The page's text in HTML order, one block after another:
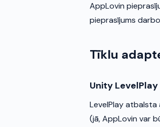
AppLovin
pieprasījums
Tīklu
Unity LevelPlay
LevelPlay
(jā, AppLovin var